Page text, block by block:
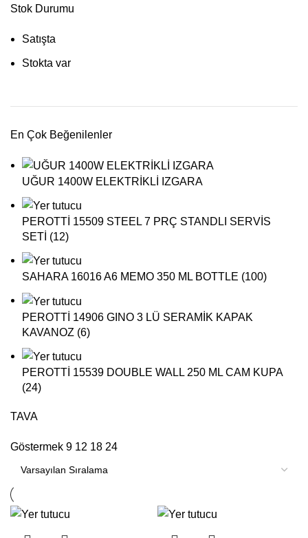
Stok Durumu
Satışta
Stokta var
En Çok Beğenilenler
UĞUR 1400W ELEKTRİKLİ IZGARA
PEROTTİ 15509 STEEL 7 PRÇ STANDLI SERVİS
SETİ (12)
SAHARA 16016 A6 MEMO 350 ML BOTTLE (100)
PEROTTİ 14906 GINO 3 LÜ SERAMİK KAPAK
KAVANOZ (6)
PEROTTİ 15539 DOUBLE WALL 250 ML CAM KUPA
(24)
TAVA
Göstermek 9 12 18 24